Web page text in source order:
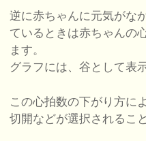
逆に赤ちゃんに元気がな
ているときは赤ちゃんの
ます。
グラフには、谷として表
この心拍数の下がり方に
切開などが選択されるこ